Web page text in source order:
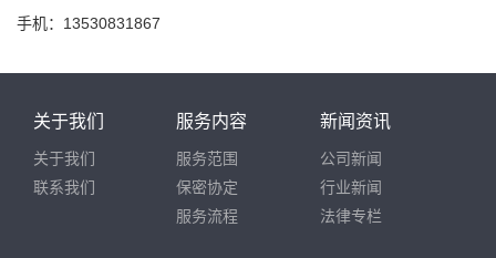
手机：13530831867
关于我们
关于我们
联系我们
服务内容
服务范围
保密协定
服务流程
新闻资讯
公司新闻
行业新闻
法律专栏